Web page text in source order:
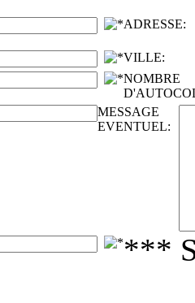
ADRESSE:
VILLE:
NOMBRE
MESSAGE
EVENTUEL:
***